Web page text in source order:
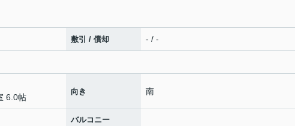
敷引 / 償却 - / -
6.0帖
向き 南
バルコニー